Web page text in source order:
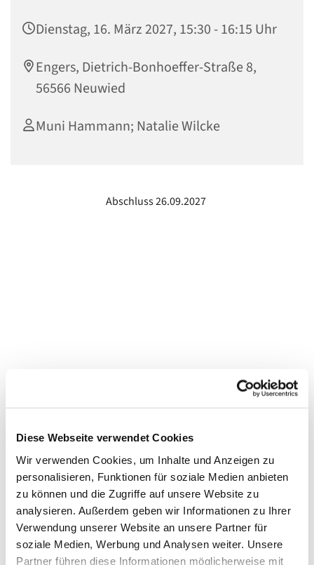
Diese Webseite verwendet Cookies
Wir verwenden Cookies, um Inhalte und Anzeigen zu
personalisieren, Funktionen für soziale Medien anbieten
zu können und die Zugriffe auf unsere Website zu
analysieren. Außerdem geben wir Informationen zu Ihrer
Verwendung unserer Website an unsere Partner für
soziale Medien, Werbung und Analysen weiter. Unsere
Partner führen diese Informationen möglicherweise mit
Dienstag, 16. März 2027, 15:30 - 16:15 Uhr
Engers, Dietrich-Bonhoeffer-Straße 8,
56566 Neuwied
Muni Hammann; Natalie Wilcke
Abschluss 26.09.2027
Dies könnte Sie auch interessieren